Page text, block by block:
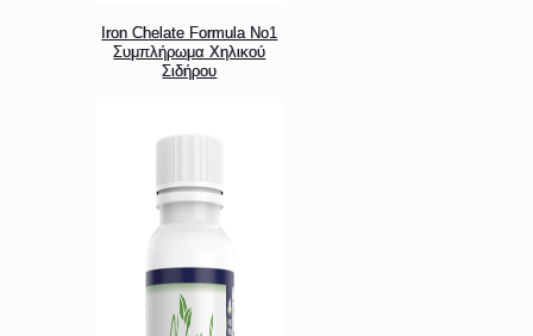
Iron Chelate Formula Νο1
Συμπλήρωμα Χηλικού
Σιδήρου